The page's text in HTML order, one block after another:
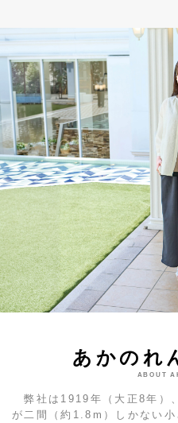
あかのれ
ABOUT
弊社は1919年（大正8年）
が二間（約1.8m）しかない